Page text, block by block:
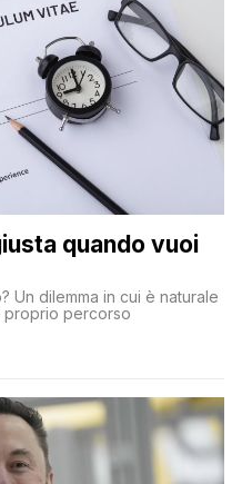
quando vuoi
Un dilemma in cui è naturale
proprio percorso